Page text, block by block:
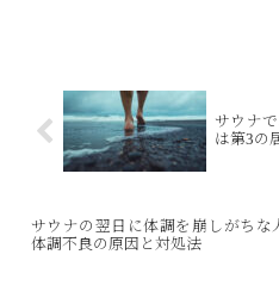
サウナ
は第3の
サウナの翌日に体調を崩しがちな
体調不良の原因と対処法